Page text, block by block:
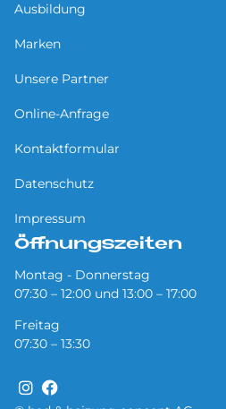
Ausbildung
Marken
Unsere Partner
Online-Anfrage
Kontaktformular
Datenschutz
Impressum
Öffnungszeiten
Montag - Donnerstag
07:30 – 12:00 und 13:00 – 17:00
Freitag
07:30 – 13:30